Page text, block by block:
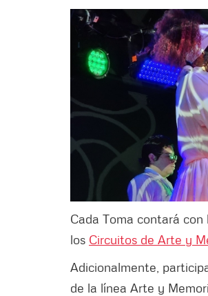
Cada Toma contará con
los Circuitos de Arte y
Adicionalmente,
de la línea Arte y